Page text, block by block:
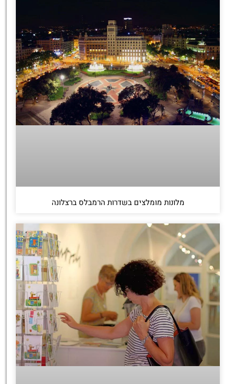
מלונות מומלצים בשדרות הרמבלס ברצלונה